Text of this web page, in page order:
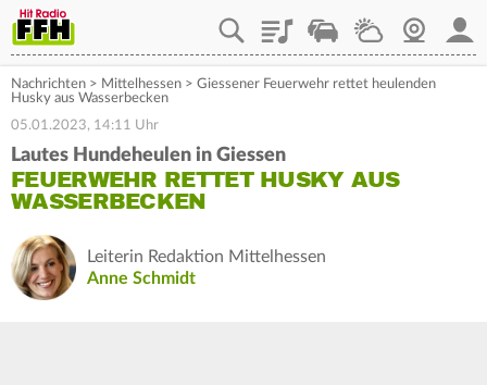
PlaylistStaupilotWetterWebcam
Nachrichten > Mittelhessen > Giessener Feuerwehr rettet heulenden
Husky aus Wasserbecken
05.01.2023, 14:11 Uhr
Lautes Hundeheulen in Giessen
FEUERWEHR RETTET HUSKY AUS
WASSERBECKEN
Leiterin Redaktion Mittelhessen
Anne Schmidt